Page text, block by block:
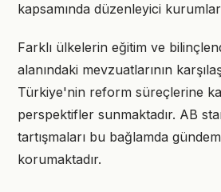
kapsamında düzenleyici
Farklı ülkelerin eğitim ve
alanındaki mevzuatlarının
Türkiye'nin reform süreçlerine
perspektifler sunmaktadır. AB
tartışmaları bu bağlamda
korumaktadır.